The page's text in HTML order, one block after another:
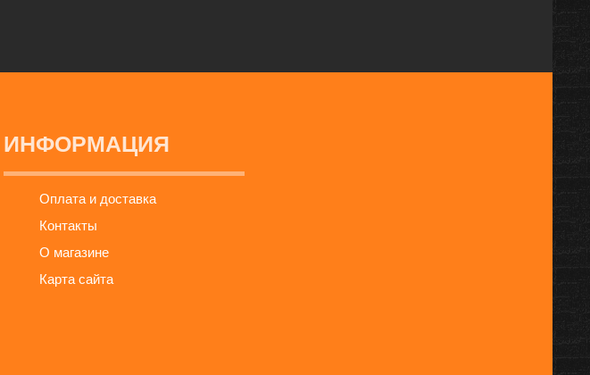
ИНФОРМАЦИЯ
Оплата и доставка
Контакты
О магазине
Карта сайта